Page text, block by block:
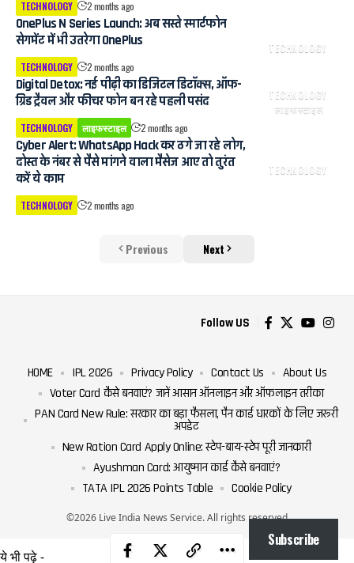
TECHNOLOGY 2 months ago
TECHNOLOGY
OnePlus N Series Launch: अब सस्ते स्मार्टफोन
सेगमेंट में भी उतरेगा OnePlus
TECHNOLOGY 2 months ago
TECHNOLOGY
लाइफस्टाइल
Digital Detox: नई पीढ़ी का डिजिटल डिटॉक्स, ऑफ-
ग्रिड ट्रैवल और फीचर फोन बन रहे पहली पसंद
TECHNOLOGY लाइफस्टाइल 2 months ago
TECHNOLOGY
Cyber ​​Alert: WhatsApp Hack कर ठगे जा रहे लोग,
दोस्त के नंबर से पैसे मांगने वाला मैसेज आए तो तुरंत
करें ये काम
TECHNOLOGY 2 months ago
Previous Next
Follow US
©2026 Live India News Service. All rights reserved
HOME IPL 2026 Privacy Policy Contact Us
About Us
Voter Card कैसे बनवाएं? जानें आसान ऑनलाइन और ऑफलाइन तरीका
PAN Card New Rule: सरकार का बड़ा फैसला, पैन कार्ड धारकों के लिए जरूरी
अपडेट
New Ration Card Apply Online: स्टेप-बाय-स्टेप पूरी जानकारी
Ayushman Card: आयुष्मान कार्ड कैसे बनवाएं?
TATA IPL 2026 Points Table
Cookie Policy
ये भी पढ़े -
Subscribe